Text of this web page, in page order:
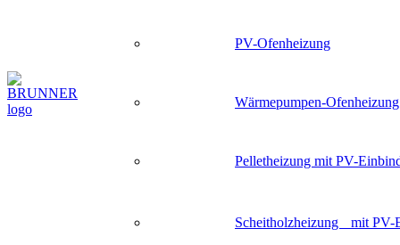
PV-Ofenheizung
Wärmepumpen-Ofenheizung
Pelletheizung mit PV-
Scheitholzheizung mit PV-